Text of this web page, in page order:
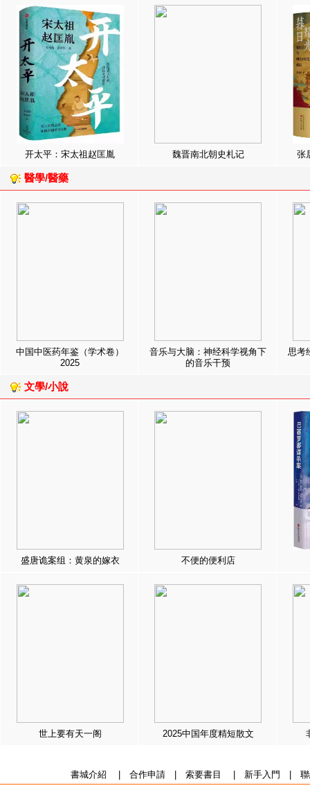
开太平：宋太祖赵匡胤 魏晋南北朝史札记 张
醫學/醫藥
中国中医药年鉴（学术卷）
2025
音乐与大脑：神经科学视角下
的音乐干预
思考
文學/小說
盛唐诡案组：黄泉的嫁衣 不便的便利店
世上要有天一阁 2025中国年度精短散文
書城介紹 合作申請| 索要書目 新手入門